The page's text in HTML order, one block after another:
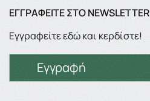
ΕΓΓΡΑΦΕΊΤΕ ΣΤΟ NEWSLETTER
Εγγραφείτε εδώ και κερδίστε!
Εγγραφή